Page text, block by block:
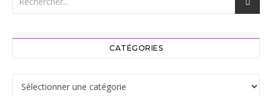
CATÉGORIES
Catégories